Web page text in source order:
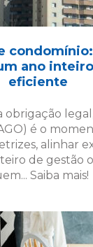
obrigação legal,
é o
de gestão
Saiba mais!